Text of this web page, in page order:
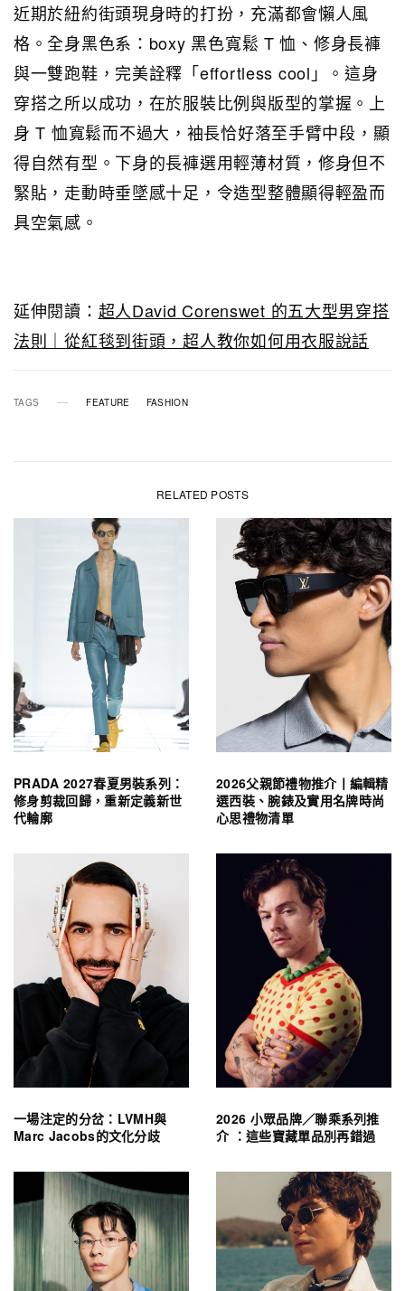
近期於紐約街頭現身時的打扮，充滿都會懶人風
格。全身黑色系：boxy 黑色寬鬆 T 恤、修身長褲
與一雙跑鞋，完美詮釋「effortless cool」。這身
穿搭之所以成功，在於服裝比例與版型的掌握。上
身 T 恤寬鬆而不過大，袖長恰好落至手臂中段，顯
得自然有型。下身的長褲選用輕薄材質，修身但不
緊貼，走動時垂墜感十足，令造型整體顯得輕盈而
具空氣感。
延伸閱讀： 超人David Corenswet 的五大型男穿搭
法則｜從紅毯到街頭，超人教你如何用衣服說話
TAGS FEATURE FASHION
RELATED POSTS
PRADA 2027春夏男裝系列：
修身剪裁回歸，重新定義新世
代輪廓
2026父親節禮物推介丨編輯精
選西裝、腕錶及實用名牌時尚
心思禮物清單
一場注定的分岔：LVMH與
Marc Jacobs的文化分歧
2026 小眾品牌／聯乘系列推
介 ：這些寶藏單品別再錯過